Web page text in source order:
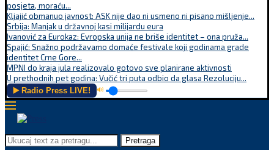
posjeta, moraću...
Kljajić obmanuo javnost: ASK nije dao ni usmeno ni pisano mišljenje...
Srbija: Manjak u državnoj kasi milijardu eura
Ivanović za Eurokaz: Evropska unija ne briše identitet – ona pruža...
Spajić: Snažno podržavamo domaće festivale koji godinama grade
identitet Crne Gore...
MPNI do kraja jula realizovalo gotovo sve planirane aktivnosti
U prethodnih pet godina: Vučić tri puta odbio da glasa Rezoluciju...
▶️ Radio Press LIVE! 🔊
Pretraga